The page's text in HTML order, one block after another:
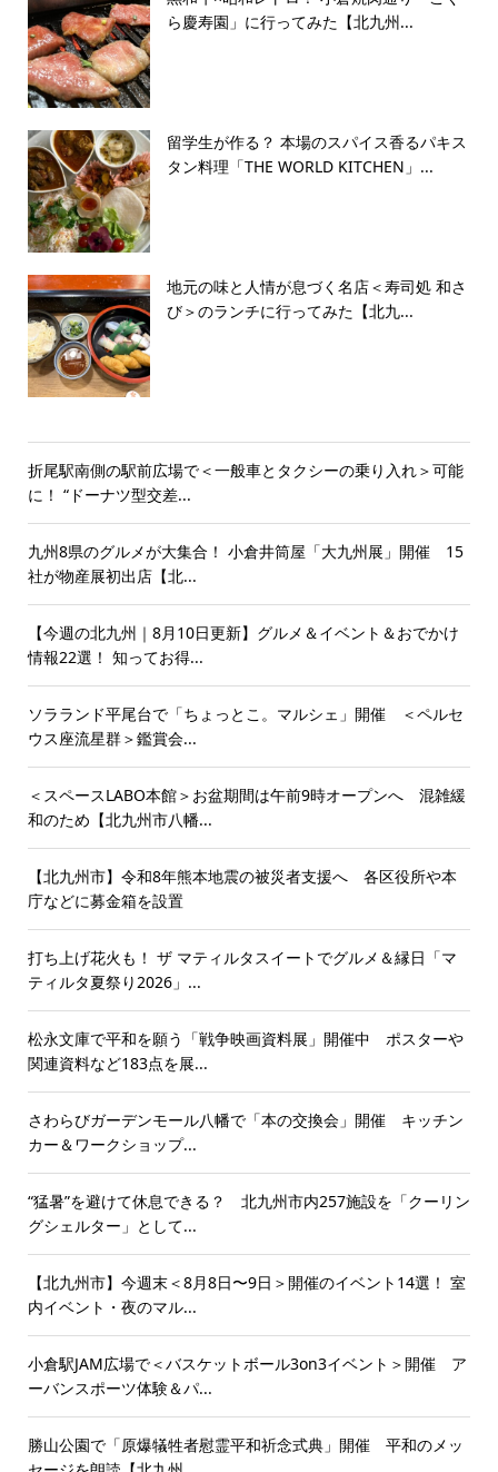
ら慶寿園」に行ってみた【北九州...
留学生が作る？ 本場のスパイス香るパキス
タン料理「THE WORLD KITCHEN」...
地元の味と人情が息づく名店＜寿司処 和さ
び＞のランチに行ってみた【北九...
折尾駅南側の駅前広場で＜一般車とタクシーの乗り入れ＞可能
に！ “ドーナツ型交差...
九州8県のグルメが大集合！ 小倉井筒屋「大九州展」開催 15
社が物産展初出店【北...
【今週の北九州｜8月10日更新】グルメ＆イベント＆おでかけ
情報22選！ 知ってお得...
ソラランド平尾台で「ちょっとこ。マルシェ」開催 ＜ペルセ
ウス座流星群＞鑑賞会...
＜スペースLABO本館＞お盆期間は午前9時オープンへ 混雑緩
和のため【北九州市八幡...
【北九州市】令和8年熊本地震の被災者支援へ 各区役所や本
庁などに募金箱を設置
打ち上げ花火も！ ザ マティルタスイートでグルメ＆縁日「マ
ティルタ夏祭り2026」...
松永文庫で平和を願う「戦争映画資料展」開催中 ポスターや
関連資料など183点を展...
さわらびガーデンモール八幡で「本の交換会」開催 キッチン
カー＆ワークショップ...
“猛暑”を避けて休息できる？ 北九州市内257施設を「クーリン
グシェルター」として...
【北九州市】今週末＜8月8日〜9日＞開催のイベント14選！ 室
内イベント・夜のマル...
小倉駅JAM広場で＜バスケットボール3on3イベント＞開催 ア
ーバンスポーツ体験＆パ...
勝山公園で「原爆犠牲者慰霊平和祈念式典」開催 平和のメッ